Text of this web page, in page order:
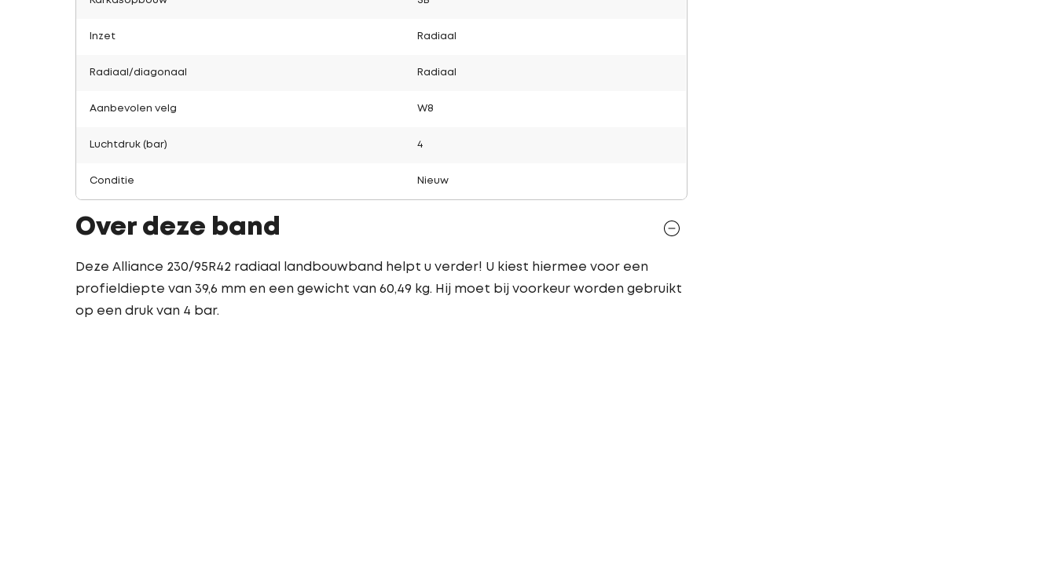
Inzet Radiaal
Radiaal/diagonaal Radiaal
Aanbevolen velg W8
Luchtdruk (bar) 4
Conditie Nieuw
Over deze band
Deze Alliance 230/95R42 radiaal landbouwband helpt u verder! U kiest hiermee voor een
profieldiepte van 39,6 mm en een gewicht van 60,49 kg. Hij moet bij voorkeur worden gebruikt
op een druk van 4 bar.